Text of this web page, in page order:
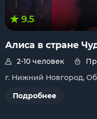
9.5
Алиса в стране
2-10 человек
г. Нижний Новгород,
Подробнее